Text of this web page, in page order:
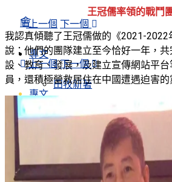
上一個 下一個
專文
田牧新著
淇園漫步
老陳時評
會
上一個 下一個
專文
王冠儒率領的戰鬥
我認真傾聽了王冠儒做的《2021-
說：他們的團隊建立至今恰好一年，
設、教育、發展，及建立宣傳網站平
員，還積極營救居住在中國遭遇迫害的